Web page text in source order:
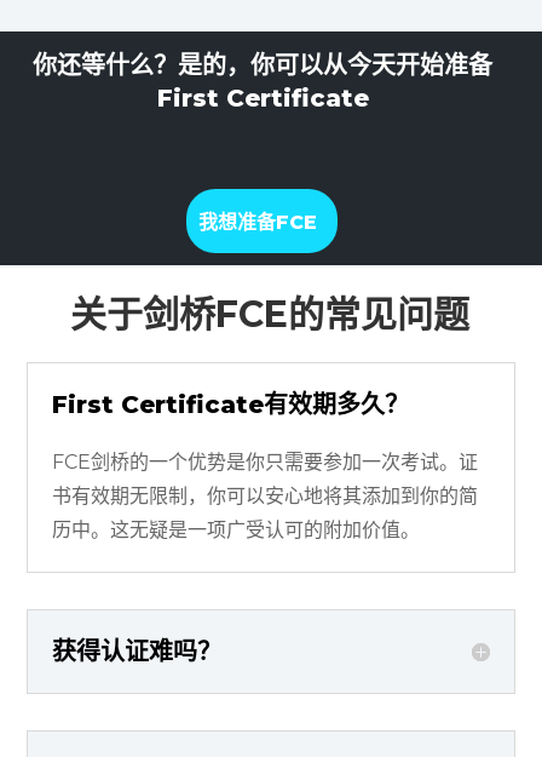
你还等什么？是的，你可以从今天开始准备
First Certificate
我想准备FCE
关于剑桥FCE的常见问题
First Certificate有效期多久？
FCE剑桥的一个优势是你只需要参加一次考试。证
书有效期无限制，你可以安心地将其添加到你的简
历中。这无疑是一项广受认可的附加价值。
获得认证难吗？